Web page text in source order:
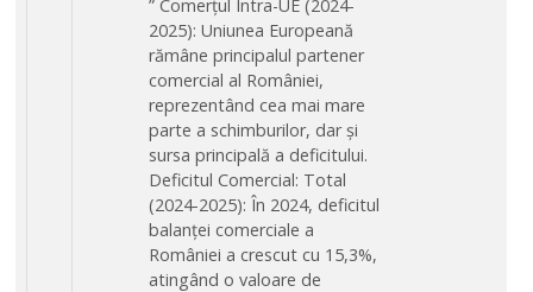
” Comerțul Intra-UE (2024-
2025): Uniunea Europeană
rămâne principalul partener
comercial al României,
reprezentând cea mai mare
parte a schimburilor, dar și
sursa principală a deficitului.
Deficitul Comercial: Total
(2024-2025): În 2024, deficitul
balanței comerciale a
României a crescut cu 15,3%,
atingând o valoare de